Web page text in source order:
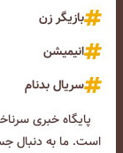
بازیگر زن
انیمیشن
سریال بدنام
پایگاه خبری
است. ما به دنبال